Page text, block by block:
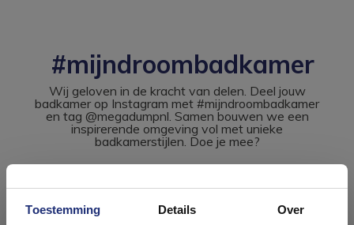
Toestemming Details Over
#mijndroombadkamer
Wij geloven in de kracht van delen. Deel jouw
badkamer op Instagram met #mijndroombadkamer
en tag @megadumpnl. Samen bouwen we een
inspirerende omgeving vol met unieke
badkamerstijlen. Doe je mee?